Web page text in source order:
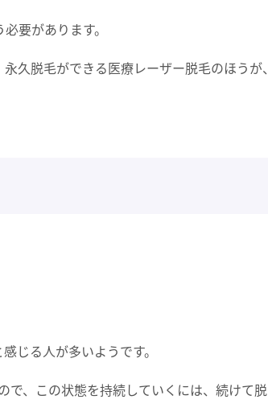
要があります。
久脱毛ができる医療レーザー脱毛のほうが
じる人が多いようです。
で、この状態を持続していくには、続けて